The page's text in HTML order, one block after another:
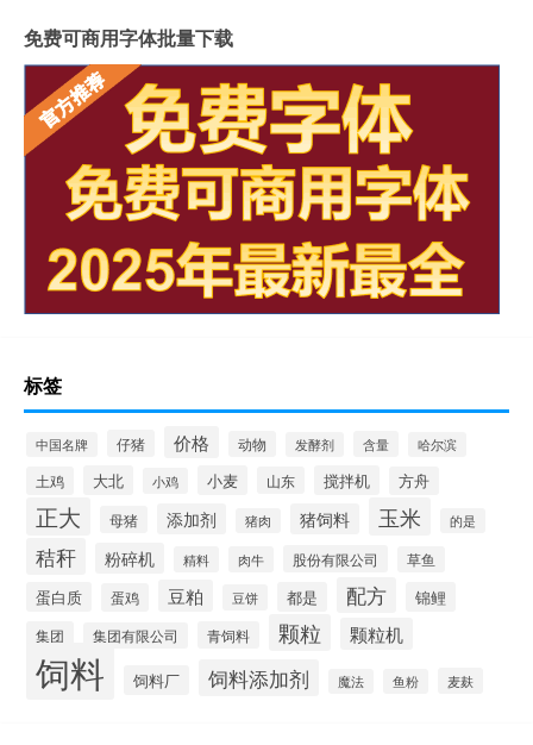
免费可商用字体批量下载
标签
中国名牌 仔猪 价格 动物 发酵剂 含量 哈尔滨
土鸡 大北 小鸡 小麦 山东 搅拌机 方舟
正大 母猪 添加剂 猪肉 猪饲料 玉米 的是
秸秆 粉碎机 精料 肉牛 股份有限公司 草鱼
蛋白质 蛋鸡 豆粕 豆饼 都是 配方 锦鲤
集团 集团有限公司 青饲料 颗粒 颗粒机
饲料 饲料厂 饲料添加剂 魔法 鱼粉 麦麸